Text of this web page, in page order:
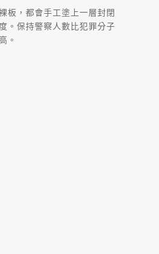
板，都會手工塗上一層封閉
。保持警察人數比犯罪分子
。